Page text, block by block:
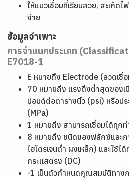
ให้แนวเชื่อมที่เรียบสวย, สะเก็ด
ง่าย
ข้อมูลจำเพาะ
การจำแนกประเภท
E7018-1
E หมายถึง Electrode (ลวดเชื่
70 หมายถึง แรงดึงต่ำสุดของเ
ปอนด์ต่อตารางนิ้ว (psi) หรือป
(MPa)
1 หมายถึง สามารถเชื่อมได้ทุก
8 หมายถึง ชนิดของฟลักซ์และก
ไฮโดรเจนต่ำ ผงเหล็ก) และใช้
กระแสตรง (DC)
-1 เป็นตัวกำหนดคุณสมบัติทางก